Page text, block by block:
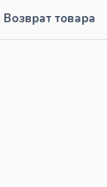
Возврат товара